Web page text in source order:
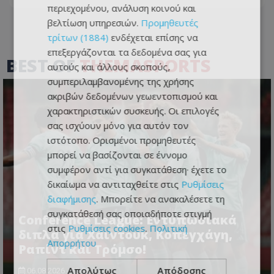
BEST OFTHEMASPORTS
Conference League: Εντυπωσιακά
διπλά για Χάιντουκ, Κοπεγχάγη,
Ραπίντ και Τρόμσο!
06.08.2026 - 23:06
περιεχομένου, ανάλυση κοινού και
βελτίωση υπηρεσιών. Προμηθευτές
τρίτων (1884) ενδέχεται επίσης να
επεξεργάζονται τα δεδομένα σας για
αυτούς και άλλους σκοπούς,
συμπεριλαμβανομένης της χρήσης
ακριβών δεδομένων γεωεντοπισμού και
χαρακτηριστικών συσκευής. Οι επιλογές
σας ισχύουν μόνο για αυτόν τον
ιστότοπο. Ορισμένοι προμηθευτές
μπορεί να βασίζονται σε έννομο
συμφέρον αντί για συγκατάθεση· έχετε το
δικαίωμα να αντιταχθείτε στις Ρυθμίσεις
διαφήμισης. Μπορείτε να ανακαλέσετε τη
συγκατάθεσή σας οποιαδήποτε στιγμή
στις Ρυθμίσεις cookies.Πολιτική
Απορρήτου
Απολύτως
Απόδοσης